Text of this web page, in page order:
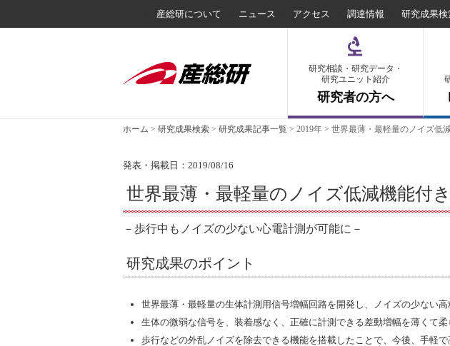
産総研について ニュース アクセス 調達情報 研究成果検
研究相談・研究データ・
研究ユニット紹介
研究者の方へ
ホーム > 研究成果検索 > 研究成果記事一覧 > 2019年 > 世界最薄・最軽量のノイズ低
発表・掲載日：2019/08/16
世界最薄・最軽量のノイズ低減機能付
－歩行中もノイズの少ない心電計測が可能に－
研究成果のポイント
世界最薄・最軽量の生体計測用信号増幅回路を開発し、ノイズの少ない高
生体の微弱な信号を、装着感なく、正確に計測できる差動増幅を薄くて柔
歩行などの外乱ノイズを除去できる機能を搭載したことで、今後、手軽で